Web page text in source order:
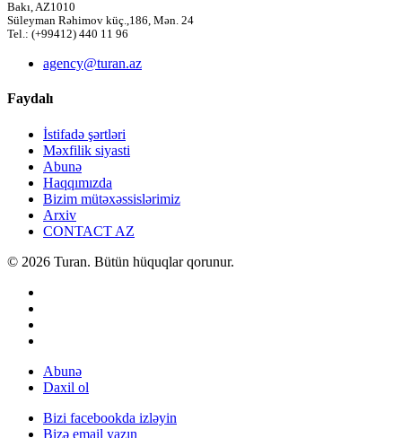
Bakı, AZ1010
Süleyman Rəhimov küç.,186, Mən. 24
Tel.: (+99412) 440 11 96
agency@turan.az
Faydalı
İstifadə şərtləri
Məxfilik siyasti
Abunə
Haqqımızda
Bizim mütəxəssislərimiz
Arxiv
CONTACT AZ
© 2026 Turan. Bütün hüquqlar qorunur.
Abunə
Daxil ol
Bizi facebookda izləyin
Bizə email yazın